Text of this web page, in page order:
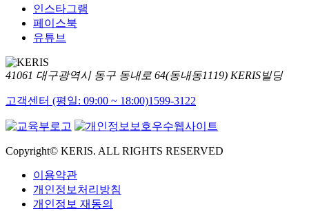
인스타그램
페이스북
유튜브
41061 대구광역시 동구 동내로 64(동내동1119) KERIS빌딩
고객센터 (평일: 09:00 ~ 18:00)1599-3122
Copyright© KERIS. ALL RIGHTS RESERVED
이용약관
개인정보처리방침
개인정보 재동의